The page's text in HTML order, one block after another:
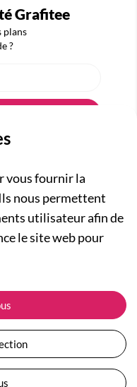
Grafitee
plans
?
vous fournir la
nous permettent
utilisateur afin de
le site web pour